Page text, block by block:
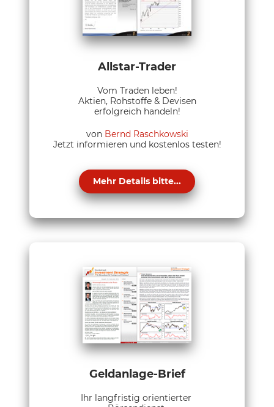
Allstar-Trader
Vom Traden leben!
Aktien, Rohstoffe & Devisen
erfolgreich handeln!
von Bernd Raschkowski
Jetzt informieren und kostenlos testen!
Mehr Details bitte...
Geldanlage-Brief
Ihr langfristig orientierter